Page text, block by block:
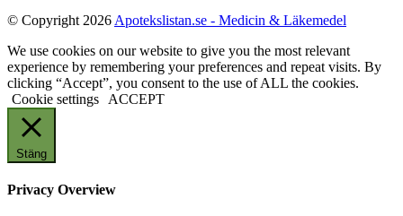
© Copyright 2026 Apotekslistan.se - Medicin & Läkemedel
We use cookies on our website to give you the most relevant
experience by remembering your preferences and repeat visits. By
clicking “Accept”, you consent to the use of ALL the cookies.
Cookie settings
ACCEPT
Stäng
Privacy Overview